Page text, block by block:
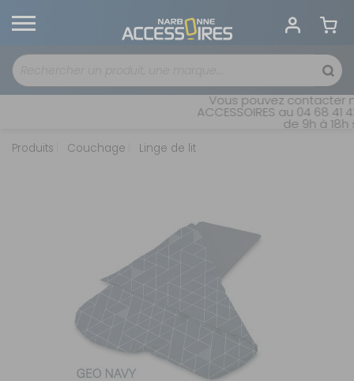
Vous pouvez contacter
ACCESSOIRES au 04 68
de 9h à 18h
Produits Couchage Linge de lit